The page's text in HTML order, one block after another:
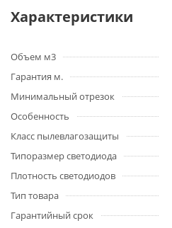
Характеристики
Объем м3
Гарантия м.
Минимальный отрезок
Особенность
Класс пылевлагозащиты
Типоразмер светодиода
Плотность светодиодов
Тип товара
Гарантийный срок